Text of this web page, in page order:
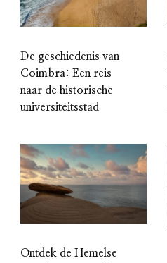
De geschiedenis van
Coimbra: Een reis
naar de historische
universiteitsstad
Ontdek de Hemelse